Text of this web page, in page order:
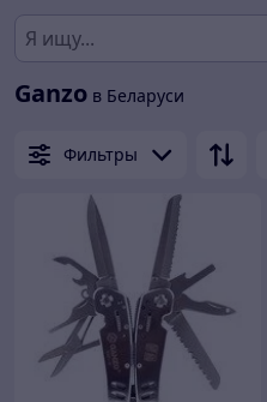
Ganzo в Беларуси
Фильтры